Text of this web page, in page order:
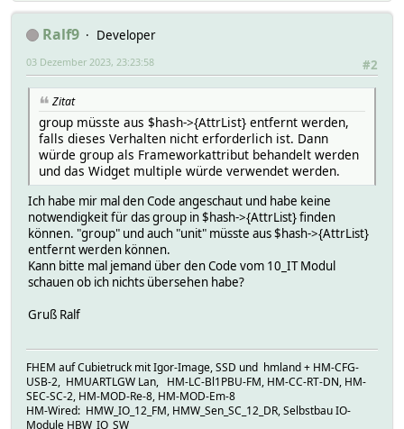
Ralf9
Developer
#2
03 Dezember 2023, 23:23:58
Zitat
group müsste aus $hash->{AttrList} entfernt werden,
falls dieses Verhalten nicht erforderlich ist. Dann
würde group als Frameworkattribut behandelt werden
und das Widget multiple würde verwendet werden.
Ich habe mir mal den Code angeschaut und habe keine
notwendigkeit für das group in $hash->{AttrList} finden
können. "group" und auch "unit" müsste aus $hash->{AttrList}
entfernt werden können.
Kann bitte mal jemand über den Code vom 10_IT Modul
schauen ob ich nichts übersehen habe?
Gruß Ralf
FHEM auf Cubietruck mit Igor-Image, SSD und hmland + HM-CFG-
USB-2, HMUARTLGW Lan, HM-LC-Bl1PBU-FM, HM-CC-RT-DN, HM-
SEC-SC-2, HM-MOD-Re-8, HM-MOD-Em-8
HM-Wired: HMW_IO_12_FM, HMW_Sen_SC_12_DR, Selbstbau IO-
Module HBW_IO_SW